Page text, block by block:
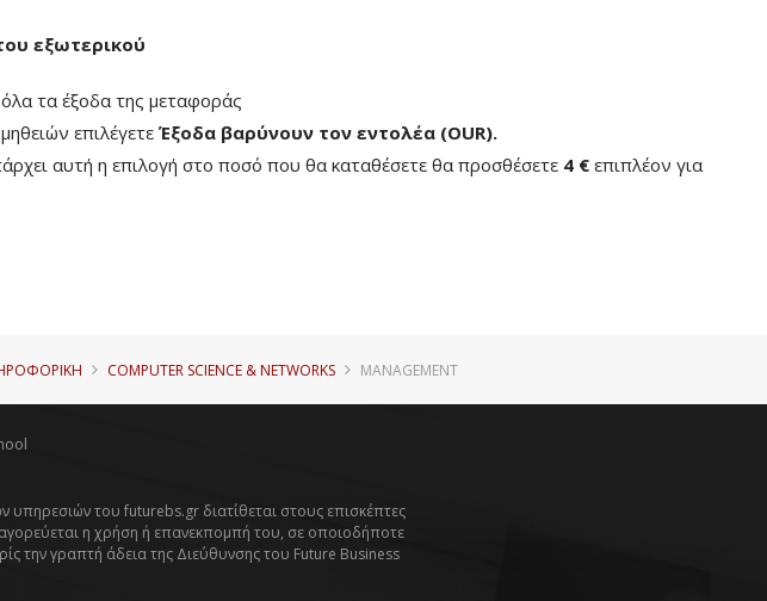
εξωτερικού
τα έξοδα της μεταφοράς
επιλέγετε Έξοδα βαρύνουν τον εντολέα (ΟUR).
αυτή η επιλογή στο ποσό που θα καταθέσετε θα προσθέσετε 4 € επιπλέον για
COMPUTER SCIENCE & NETWORKS MANAGEMENT
υπηρεσιών του futurebs.gr διατίθεται στους επισκέπτες
η χρήση ή επανεκπομπή του, σε οποιοδήποτε
την γραπτή άδεια της Διεύθυνσης του Future Business